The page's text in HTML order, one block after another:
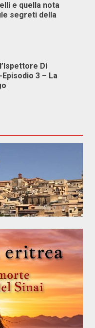
e quella nota
segreti della
Di
Episodio 3 – La